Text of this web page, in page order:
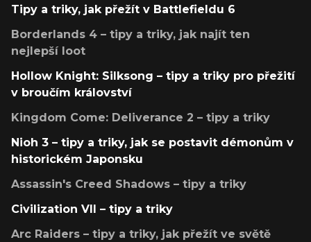
Tipy a triky, jak přežít v Battlefieldu 6
Borderlands 4 – tipy a triky, jak najít ten
nejlepší loot
Hollow Knight: Silksong – tipy a triky pro přežití
v broučím království
Kingdom Come: Deliverance 2 – tipy a triky
Nioh 3 – tipy a triky, jak se postavit démonům v
historickém Japonsku
Assassin's Creed Shadows – tipy a triky
Civilization VII – tipy a triky
Arc Raiders – tipy a triky, jak přežít ve světě